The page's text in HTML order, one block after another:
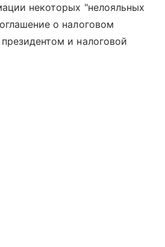
некоторых "нелояльных
о налоговом
и налоговой